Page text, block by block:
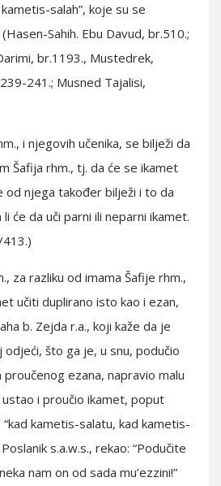
salah”, koje su se
Sahih. Ebu Davud, br.510.;
br.1193., Mustedrek,
241.; Musned Tajalisi,
i njegovih učenika, se bilježi da
Šafija rhm., tj. da će se ikamet
od njega također bilježi i to da
će da uči parni ili neparni ikamet.
za razliku od imama Šafije rhm.,
učiti duplirano isto kao i ezan,
b. Zejda r.a., koji kaže da je
što ga je, u snu, podučio
proučenog ezana, napravio malu
i proučio ikamet, poput
kametis-salatu, kad kametis-
s.a.w.s., rekao: “Podučite
nam on od sada mu’ezzini!”